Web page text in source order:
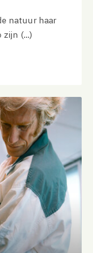
natuur haar
zijn (...)